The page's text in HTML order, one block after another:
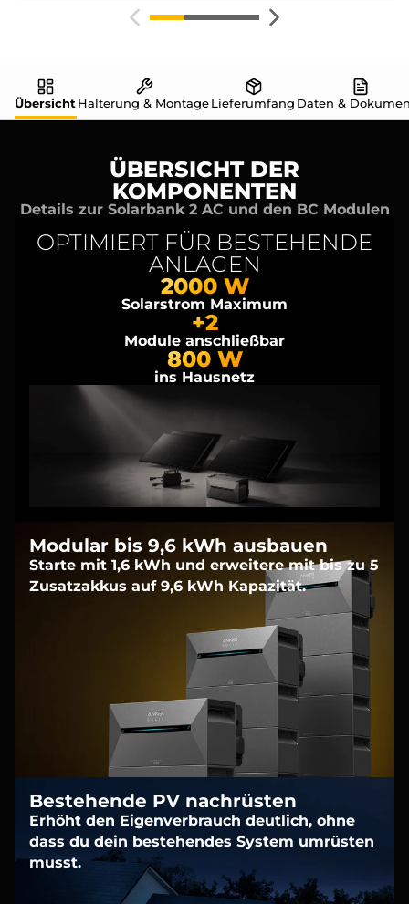
Übersicht Halterung & MontageLieferumfang Daten &
ÜBERSICHT DER
KOMPONENTEN
Details zur Solarbank 2 AC und den BC Modulen
OPTIMIERT FÜR BESTEHENDE
ANLAGEN
2000 W
Solarstrom Maximum
+2
Module anschließbar
800 W
ins Hausnetz
Modular bis 9,6 kWh ausbauen
Starte mit 1,6 kWh und erweitere mit bis zu 5
Zusatzakkus auf 9,6 kWh Kapazität.
Bestehende PV nachrüsten
Erhöht den Eigenverbrauch deutlich, ohne
dass du dein bestehendes System umrüsten
musst.